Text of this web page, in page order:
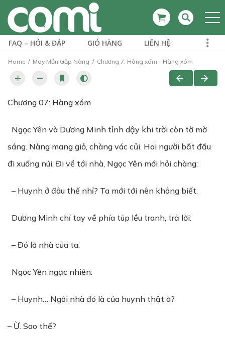
FAQ – HỎI & ĐÁP GIỎ HÀNG LIÊN HỆ
Home May Mắn Gặp Nàng Chương 7: Hàng xóm - Hàng xóm
Chương 07: Hàng xóm
Ngọc Yên và Dương Minh tỉnh dậy khi trời còn tờ mờ
sáng. Nàng mang giỏ, chàng vác củi. Hai người bắt đầu
đi xuống núi. Đi về tới nhà, Ngọc Yên mới hỏi chàng:
– Huynh ở đâu thế nhỉ? Ta mới tới nên không biết.
Dương Minh chỉ tay về phía túp lều tranh, trả lời:
– Đó là nhà của ta.
Ngọc Yên ngạc nhiên:
– Huynh… Ngôi nhà đó là của huynh thật à?
– Ừ. Sao thế?